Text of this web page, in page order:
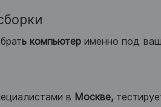
ь компьютерименно под
в Москве,